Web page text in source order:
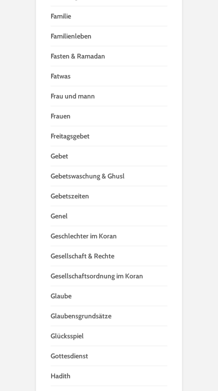
Familie
Familienleben
Fasten & Ramadan
Fatwas
Frau und mann
Frauen
Freitagsgebet
Gebet
Gebetswaschung & Ghusl
Gebetszeiten
Genel
Geschlechter im Koran
Gesellschaft & Rechte
Gesellschaftsordnung im Koran
Glaube
Glaubensgrundsätze
Glücksspiel
Gottesdienst
Hadith